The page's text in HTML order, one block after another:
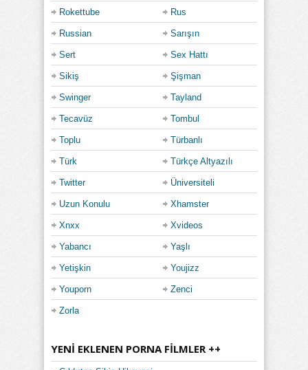
Rokettube Rus
Russian Sarışın
Sert Sex Hattı
Sikiş Şişman
Swinger Tayland
Tecavüz Tombul
Toplu Türbanlı
Türk Türkçe Altyazılı
Twitter Üniversiteli
Uzun Konulu Xhamster
Xnxx Xvideos
Yabancı Yaşlı
Yetişkin Youjizz
Youporn Zenci
Zorla
YENI EKLENEN PORNA FILMLER ++